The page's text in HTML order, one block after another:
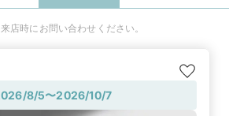
店時にお問い合わせください。
8/5〜2026/10/7